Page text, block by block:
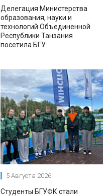
Делегация Министерства
образования, науки и
технологий Объединенной
Республики Танзания
посетила БГУ
5 Августа 2026
Студенты БГУФК стали